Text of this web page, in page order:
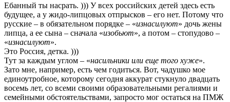
Ебанный ты насрать. ))) У всех российских детей здесь есть
будущее, а у жидо-липцовых отпрысков – его нет. Потому что
русские – в обязательном порядке – «изнасилуют» дочь жены
липца, а ее сына – сначала «изобьют», а потом – стопудово –
«изнасилуют».
Это Россия, детка. )))
Тут за каждым углом – «насильники или еще того хуже».
Зато мне, например, есть чем годиться. Вот, чадушко мое
единоутробное, которому сегодня аккурат стукнуло двадцать
восемь лет, со всеми своими образовательными регалиями и
семейными обстоятельствами, запросто мог остаться на ПМЖ